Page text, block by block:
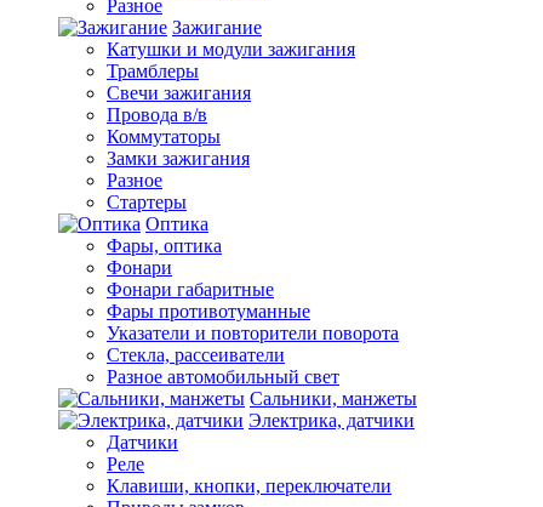
Разное
Зажигание
Катушки и модули зажигания
Трамблеры
Свечи зажигания
Провода в/в
Коммутаторы
Замки зажигания
Разное
Стартеры
Оптика
Фары, оптика
Фонари
Фонари габаритные
Фары противотуманные
Указатели и повторители поворота
Стекла, рассеиватели
Разное автомобильный свет
Сальники, манжеты
Электрика, датчики
Датчики
Реле
Клавиши, кнопки, переключатели